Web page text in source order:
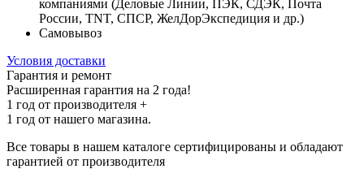
компаниями (Деловые Линии, ПЭК, СДЭК, Почта
России, TNT, СПСР, ЖелДорЭкспедиция и др.)
Самовывоз
Условия доставки
Гарантия и ремонт
Расширенная гарантия на 2 года!
1 год от производителя +
1 год от нашего магазина.
Все товары в нашем каталоге сертифицированы и обладают
гарантией от производителя